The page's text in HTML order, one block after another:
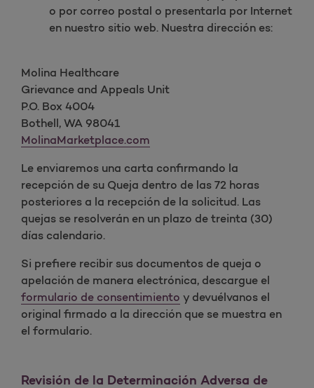
o por correo postal o presentarla por Internet
en nuestro sitio web. Nuestra dirección es:
Molina Healthcare
Grievance and Appeals Unit
P.O. Box 4004
Bothell, WA 98041
MolinaMarketplace.com
Le enviaremos una carta confirmando la
recepción de su Queja dentro de las 72 horas
posteriores a la recepción de la solicitud. Las
quejas se resolverán en un plazo de treinta (30)
días calendario.
Si prefiere recibir sus documentos de queja o
apelación de manera electrónica, descargue el
formulario de consentimiento y devuélvanos el
original firmado a la dirección que se muestra en
el formulario.
Revisión de la Determinación Adversa de